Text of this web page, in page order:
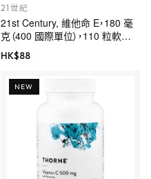
21世紀
21st Century, 維他命 E，180 毫
克（400 國際單位），110 粒軟膠
HK$88
NEW